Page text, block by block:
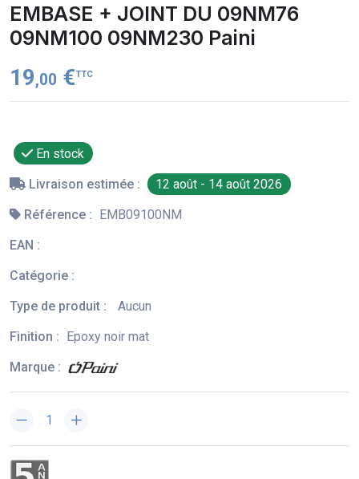
EMBASE + JOINT DU 09NM76
09NM100 09NM230 Paini
19,00 €TTC
En stock
Livraison estimée :
12 août - 14 août 2026
Référence : EMB09100NM
EAN :
Catégorie :
Type de produit :
Aucun
Finition : Epoxy noir mat
Marque :